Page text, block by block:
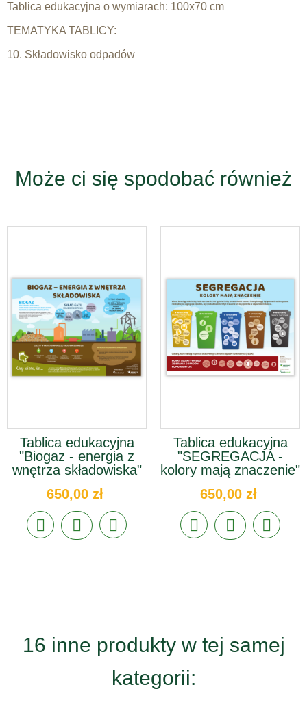
Tablica edukacyjna o wymiarach: 100x70 cm
TEMATYKA TABLICY:
10. Składowisko odpadów
Może ci się spodobać również
Tablica edukacyjna
"Biogaz - energia z
wnętrza składowiska"
650,00 zł
Tablica edukacyjna
"SEGREGACJA -
kolory mają znaczenie"
650,00 zł
16 inne produkty w tej samej
kategorii: